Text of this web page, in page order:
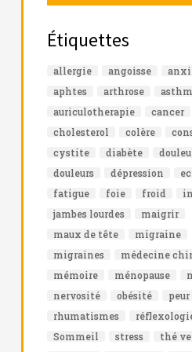
Étiquettes
allergie angoisse
aphtes
arthrose
auriculotherapie
cancer
cholesterol
colère
cystite
diabète
douleurs
dépression
fatigue
foie froid
jambes lourdes
maigrir
maux de tête
migraine
migraines
médecine
mémoire
ménopause
nervosité
obésité peur
rhumatismes
Sommeil
stress thé